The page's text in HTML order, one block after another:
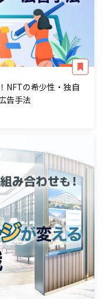
NFTの希少性・独自
告手法